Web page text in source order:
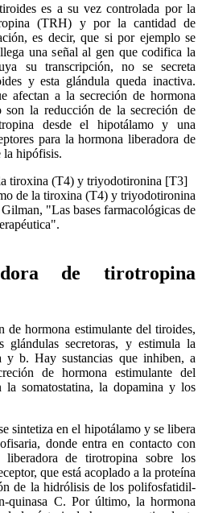
es a su vez controlada por la
(TRH) y por la cantidad de
es decir, que si por ejemplo se
una señal al gen que codifica la
su transcripción, no se secreta
y esta glándula queda inactiva.
afectan a la secreción de hormona
son la reducción de la secreción de
desde el hipotálamo y una
para la hormona liberadora de
la hipófisis.
de la tiroxina (T4) y triyodotironina
"Las bases farmacológicas de
de tirotropina
hormona estimulante del tiroides,
secretoras, y estimula la
y b. Hay sustancias que inhiben, a
de hormona estimulante del
la somatostatina, la dopamina y los
sintetiza en el hipotálamo y se libera
donde entra en contacto con
liberadora de tirotropina sobre los
que está acoplado a la proteína
de la hidrólisis de los polifosfatidil-
quinasa C. Por último, la hormona